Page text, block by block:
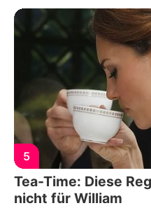
5
Tea-Time: Diese
nicht für William